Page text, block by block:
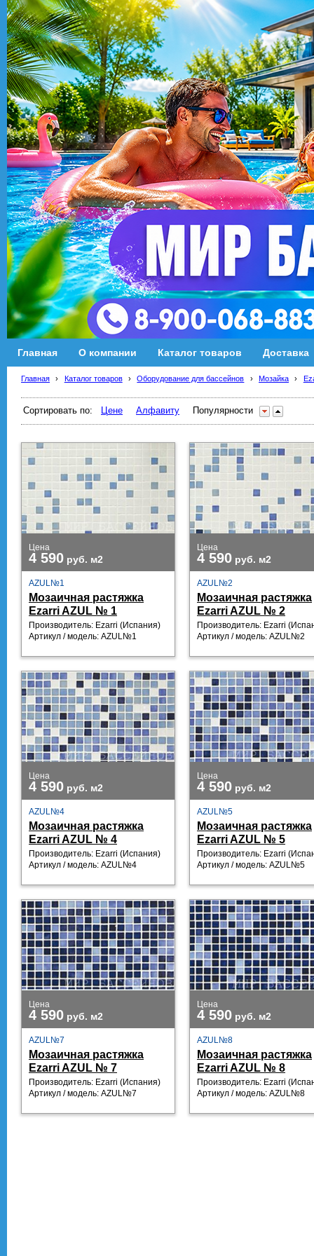
Главная О компании Каталог товаров Доставка
Главная › Каталог товаров › Оборудование для бассейнов › Мозайка ›
Сортировать по: Цене Алфавиту Популярности
Цена
4 590 руб. м2
AZUL№1
Мозаичная растяжка
Ezarri AZUL № 1
Производитель: Ezarri (Испания)
Артикул / модель: AZUL№1
Цена
4 590 руб. м2
AZUL№2
Мозаичная растяжка
Ezarri AZUL № 2
Производитель: Ezarri
Артикул / модель: AZUL№2
Цена
4 590 руб. м2
AZUL№4
Мозаичная растяжка
Ezarri AZUL № 4
Производитель: Ezarri (Испания)
Артикул / модель: AZUL№4
Цена
4 590 руб. м2
AZUL№5
Мозаичная растяжка
Ezarri AZUL № 5
Производитель: Ezarri
Артикул / модель: AZUL№5
Цена
4 590 руб. м2
AZUL№7
Мозаичная растяжка
Ezarri AZUL № 7
Производитель: Ezarri (Испания)
Артикул / модель: AZUL№7
Цена
4 590 руб. м2
AZUL№8
Мозаичная растяжка
Ezarri AZUL № 8
Производитель: Ezarri
Артикул / модель: AZUL№8